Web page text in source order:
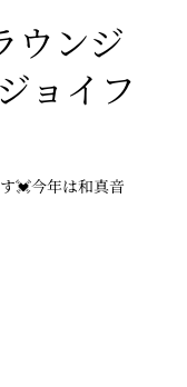
ウンジ
ョイフ
💓今年は和真音